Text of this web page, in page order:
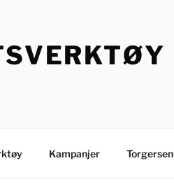
Kampanjer Torgersen